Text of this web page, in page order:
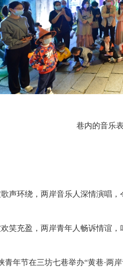
巷内的音乐
声环绕，两岸音乐人深情演唱，
笑充盈，两岸青年人畅诉情谊，
青年节在三坊七巷举办“黄巷·两